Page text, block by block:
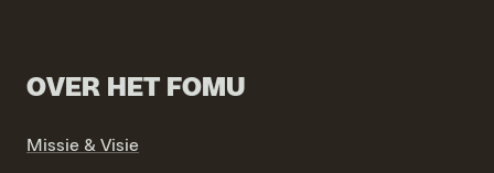
OVER HET FOMU
Missie & Visie